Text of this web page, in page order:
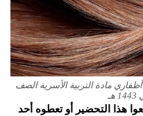
مادة التربية الأسرية الصف
هذا التحضير أو تعطوه أحد